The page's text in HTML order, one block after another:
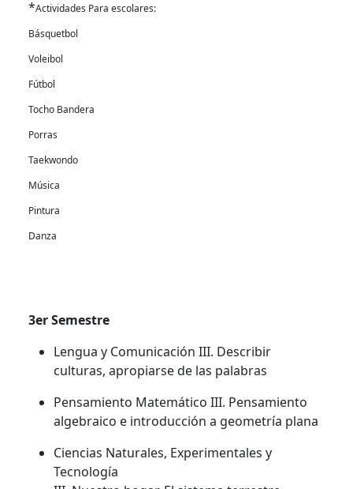
*Actividades Para escolares:
Básquetbol
Voleibol
Fútbol
Tocho Bandera
Porras
Taekwondo
Música
Pintura
Danza
3er Semestre
Lengua y Comunicación III. Describir
culturas, apropiarse de las palabras
Pensamiento Matemático III. Pensamiento
algebraico e introducción a geometría plana
Ciencias Naturales, Experimentales y
Tecnología